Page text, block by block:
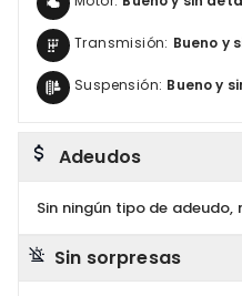
Transmisión: Bueno y
Suspensión: Bueno y
Adeudos
Sin ningún tipo de
Sin sorpresas